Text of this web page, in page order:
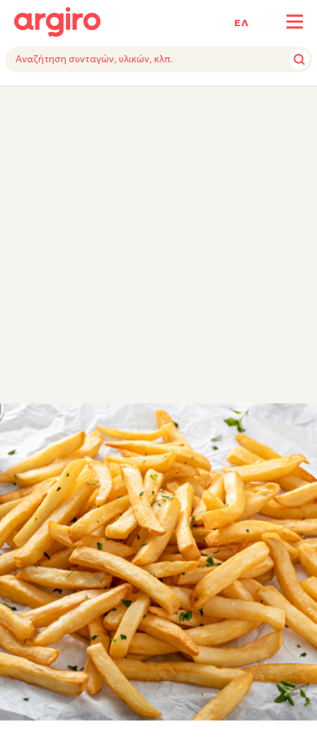
ΕΛ
ΥΛΙΚΑΕΚΤΕΛΕΣΗΕΞΟΠΛΙΣΜΟΣ
ΣΥΝΤΑΓΕΣ ΑΛΜΥΡΑ ΣΥΝΟΔΕΥΤΙΚΑ
Τηγανητές πατάτες
Τραγανές τηγανιτές πατάτες με διπλό τηγάνισμα,
χρυσαφένιες απ’ έξω και αφράτες μέσα. Εύκολη
τεχνική για τέλειο αποτέλεσμα στο σπίτι.
Εύκολη 0:20
4 10 λεπτά 10 λεπτά